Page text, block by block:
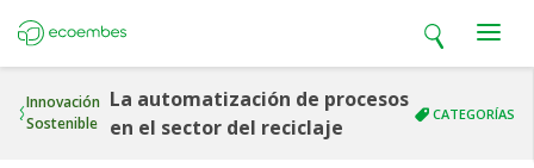
Open search
Open
Innovación
Sostenible
La automatización de procesos
en el sector del reciclaje
CATEGORÍAS